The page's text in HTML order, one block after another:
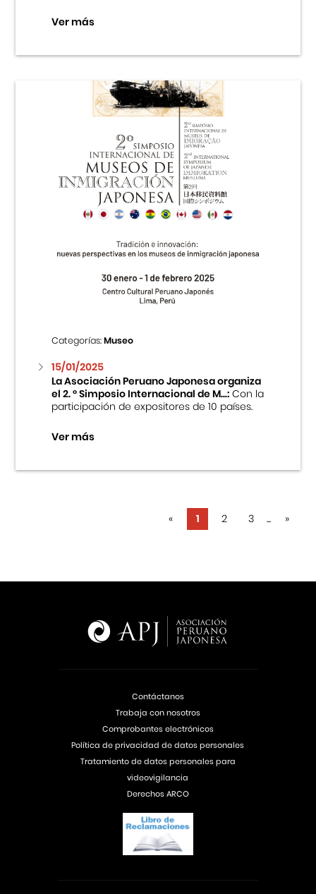
Ver más
Categorías:Museo
15/01/2025
La Asociación Peruano Japonesa organiza
el 2. ° Simposio Internacional de M...:Con la
participación de expositores de 10 países.
Ver más
« 1 2 3 ... »
Contáctanos
Trabaja con nosotros
Comprobantes electrónicos
Política de privacidad de datos personales
Tratamiento de datos personales para
videovigilancia
Derechos ARCO